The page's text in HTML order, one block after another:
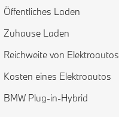
Öffentliches Laden
Zuhause Laden
Reichweite von Elektroautos
Kosten eines Elektroautos
BMW Plug-in-Hybrid